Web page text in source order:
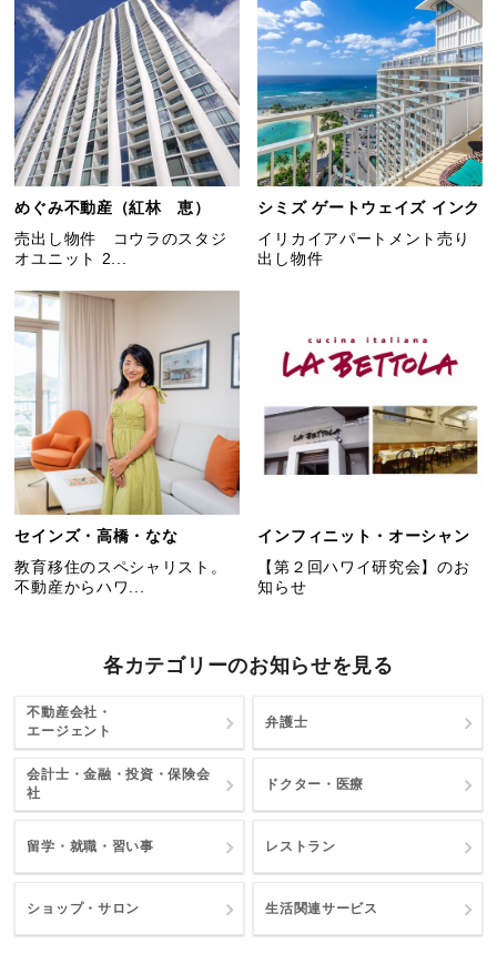
めぐみ不動産（紅林 恵）
売出し物件 コウラのスタジ
オユニット 2...
シミズ ゲートウェイズ インク
イリカイアパートメント売り
出し物件
セインズ・高橋・なな
教育移住のスペシャリスト。
不動産からハワ...
インフィニット・オーシャン
【第２回ハワイ研究会】のお
知らせ
各カテゴリーのお知らせを見る
不動産会社・
エージェント
弁護士
会計士・金融・投資・保険会
社
ドクター・医療
留学・就職・習い事 レストラン
ショップ・サロン 生活関連サービス